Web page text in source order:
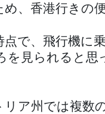
、香港行きの
で、飛行機に
を見られると思
ア州では複数